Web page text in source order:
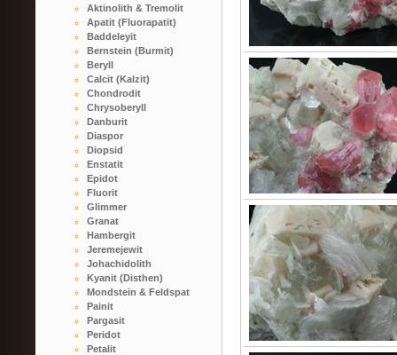
Aktinolith & Tremolit
Apatit (Fluorapatit)
Baddeleyit
Bernstein (Burmit)
Beryll
Calcit (Kalzit)
Chondrodit
Chrysoberyll
Danburit
Diaspor
Diopsid
Enstatit
Epidot
Fluorit
Glimmer
Granat
Hambergit
Jeremejewit
Johachidolith
Kyanit (Disthen)
Mondstein & Feldspat
Painit
Pargasit
Peridot
Petalit